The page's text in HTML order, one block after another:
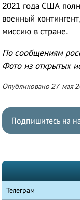
2021 года США
военный
миссию в стране.
По сообщениям
Фото из открытых
Опубликовано 27 мая
Подпишитесь на
Телеграм